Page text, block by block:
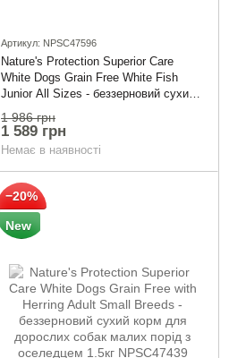
Артикул: NPSC47596
Nature's Protection Superior Care
White Dogs Grain Free White Fish
Junior All Sizes - беззерновий сухий
корм для зростаючих собак усіх
розмірів з білою шерстю з білою
рибою, 4 кг
1 986 грн
1 589 грн
Немає в наявності
−20%
New